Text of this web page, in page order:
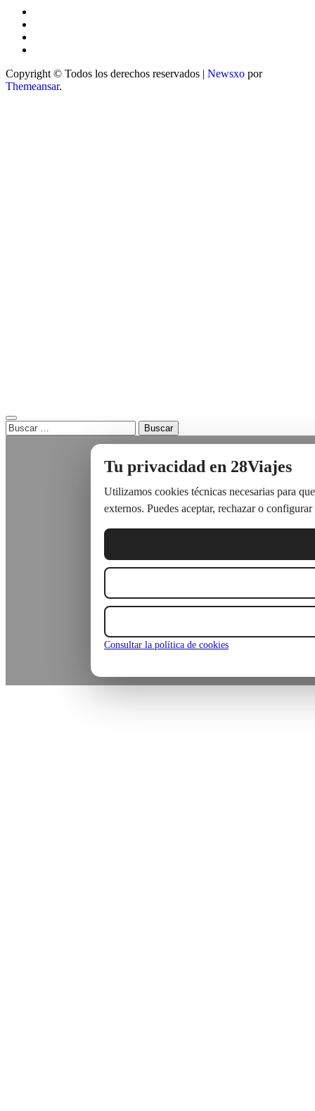
Copyright © Todos los derechos reservados Newsxo por
Themeansar.
Buscar:
Tu privacidad en 28Viajes
Utilizamos cookies técnicas necesarias para
externos. Puedes aceptar, rechazar o
Consultar la política de cookies